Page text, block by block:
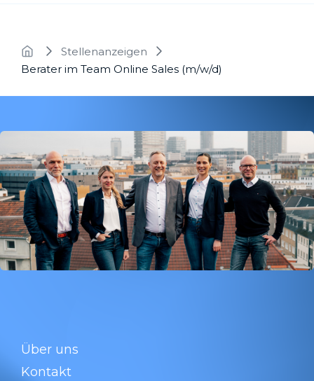
Stellenanzeigen
Berater im Team Online Sales (m/w/d)
Über uns
Kontakt